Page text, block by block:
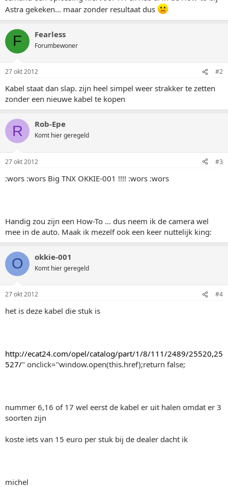
Astra gekeken... maar zonder resultaat dus
F Fearless
Forumbewoner
27 okt 2012 #2
Kabel staat dan slap. zijn heel simpel weer strakker te zetten
zonder een nieuwe kabel te kopen
R Rob-Epe
Komt hier geregeld
27 okt 2012 #3
:wors :wors Big TNX OKKIE-001 !!!! :wors :wors
Handig zou zijn een How-To ... dus neem ik de camera wel
mee in de auto. Maak ik mezelf ook een keer nuttelijk king:
O okkie-001
Komt hier geregeld
27 okt 2012 #4
het is deze kabel die stuk is
http://ecat24.com/opel/catalog/part/1/8/111/2489/25520,25
527/" onclick="window.open(this.href);return false;
nummer 6,16 of 17 wel eerst de kabel er uit halen omdat er 3
soorten zijn
koste iets van 15 euro per stuk bij de dealer dacht ik
michel